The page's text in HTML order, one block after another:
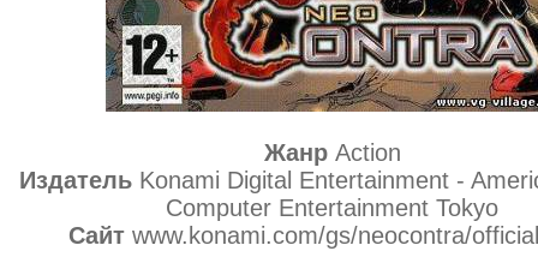
Жанр Action
Издатель Konami Digital Entertainment -
Computer Entertainment Tokyo
Сайт www.konami.com/gs/neocontra/